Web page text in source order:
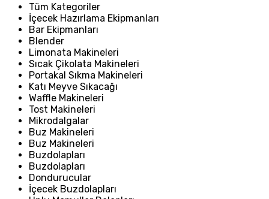
Tüm Kategoriler
İçecek Hazırlama Ekipmanları
Bar Ekipmanları
Blender
Limonata Makineleri
Sıcak Çikolata Makineleri
Portakal Sıkma Makineleri
Katı Meyve Sıkacağı
Waffle Makineleri
Tost Makineleri
Mikrodalgalar
Buz Makineleri
Buz Makineleri
Buzdolapları
Buzdolapları
Dondurucular
İçecek Buzdolapları